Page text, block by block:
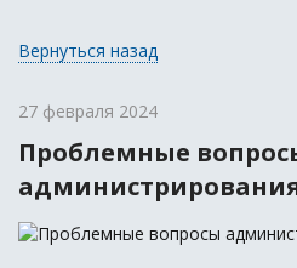
Вернуться назад
27 февраля 2024
Проблемные